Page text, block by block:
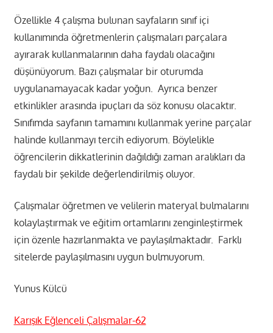
Özellikle 4 çalışma bulunan sayfaların sınıf içi
kullanımında öğretmenlerin çalışmaları parçalara
ayırarak kullanmalarının daha faydalı olacağını
düşünüyorum. Bazı çalışmalar bir oturumda
uygulanamayacak kadar yoğun. Ayrıca benzer
etkinlikler arasında ipuçları da söz konusu olacaktır.
Sınıfımda sayfanın tamamını kullanmak yerine parçalar
halinde kullanmayı tercih ediyorum. Böylelikle
öğrencilerin dikkatlerinin dağıldığı zaman aralıkları da
faydalı bir şekilde değerlendirilmiş oluyor.
Çalışmalar öğretmen ve velilerin materyal bulmalarını
kolaylaştırmak ve eğitim ortamlarını zenginleştirmek
için özenle hazırlanmakta ve paylaşılmaktadır. Farklı
sitelerde paylaşılmasını uygun bulmuyorum.
Yunus Külcü
Karışık Eğlenceli Çalışmalar-62